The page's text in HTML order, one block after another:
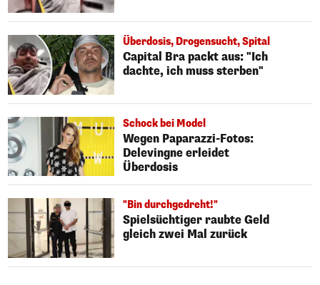
Überdosis, Drogensucht, Spital
Capital Bra packt aus: "Ich
dachte, ich muss sterben"
Schock bei Model
Wegen Paparazzi-Fotos:
Delevingne erleidet
Überdosis
"Bin durchgedreht!"
Spielsüchtiger raubte Geld
gleich zwei Mal zurück